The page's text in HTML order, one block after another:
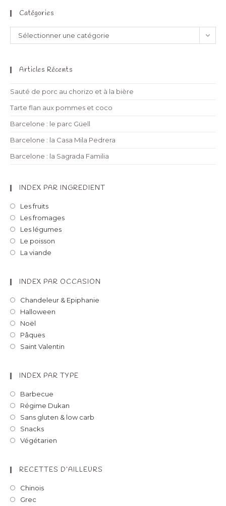
Catégories
Sélectionner une catégorie
Articles Récents
Sauté de porc au chorizo et à la bière
Tarte flan aux pommes et coco
Barcelone : le parc Güell
Barcelone : la Casa Mila Pedrera
Barcelone : la Sagrada Familia
INDEX PAR INGREDIENT
Les fruits
Les fromages
Les légumes
Le poisson
La viande
INDEX PAR OCCASION
Chandeleur & Epiphanie
Halloween
Noël
Pâques
Saint Valentin
INDEX PAR TYPE
Barbecue
Régime Dukan
Sans gluten & low carb
Snacks
Végétarien
RECETTES D’AILLEURS
Chinois
Grec